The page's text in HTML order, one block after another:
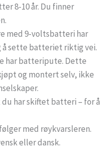
8-10 år. Du finner
med 9-voltsbatteri har
sette batteriet riktig vei.
har batteripute. Dette
og montert selv, ikke
har skiftet batteri – for å
med røykvarsleren.
eller dansk.